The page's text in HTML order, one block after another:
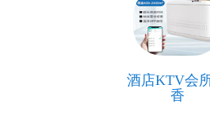
酒店KTV会
香